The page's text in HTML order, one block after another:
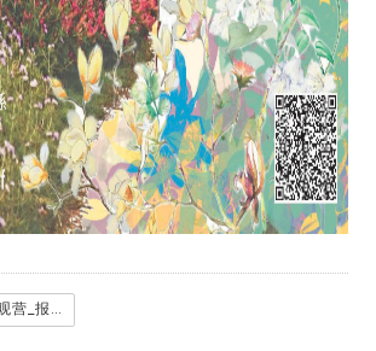
2026_东海景观营_报名简章.pdf